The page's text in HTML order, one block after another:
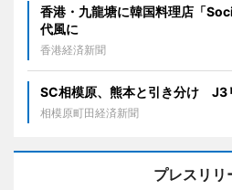
香港・九龍塘に韓国料理店「
代風に
香港経済新聞
SC相模原、熊本と引き分け J3
相模原町田経済新聞
プレスリリ